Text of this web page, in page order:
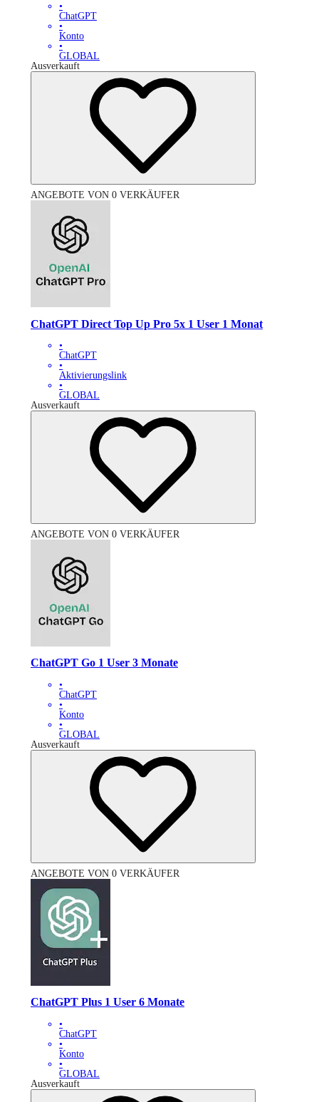
•
ChatGPT
•
Konto
•
GLOBAL
Ausverkauft
ANGEBOTE VON 0 VERKÄUFER
ChatGPT Direct Top Up Pro 5x 1 User 1 Monat
•
ChatGPT
•
Aktivierungslink
•
GLOBAL
Ausverkauft
ANGEBOTE VON 0 VERKÄUFER
ChatGPT Go 1 User 3 Monate
•
ChatGPT
•
Konto
•
GLOBAL
Ausverkauft
ANGEBOTE VON 0 VERKÄUFER
ChatGPT Plus 1 User 6 Monate
•
ChatGPT
•
Konto
•
GLOBAL
Ausverkauft